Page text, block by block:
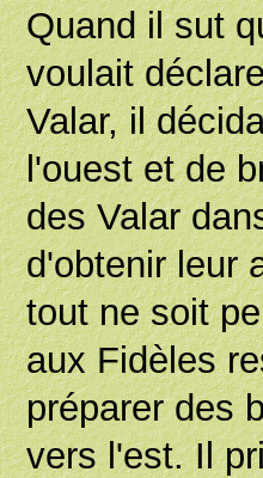
Quand il sut
voulait
Valar, il
l'ouest et de
des Valar
d'obtenir leur
tout ne soit
aux Fidèles
préparer des
vers l'est. Il